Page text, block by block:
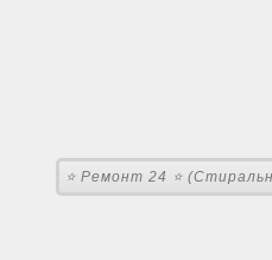
⭐ Ремонт 24 ⭐